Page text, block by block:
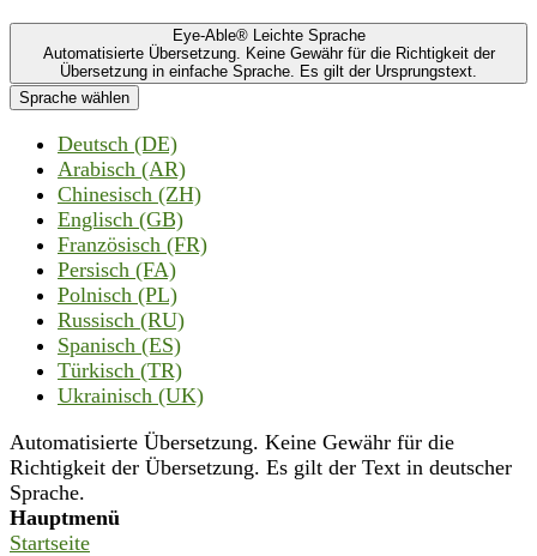
Eye-Able® Leichte Sprache
Automatisierte Übersetzung. Keine Gewähr für die Richtigkeit der
Übersetzung in einfache Sprache. Es gilt der Ursprungstext.
Sprache wählen
Deutsch (DE)
Arabisch (AR)
Chinesisch (ZH)
Englisch (GB)
Französisch (FR)
Persisch (FA)
Polnisch (PL)
Russisch (RU)
Spanisch (ES)
Türkisch (TR)
Ukrainisch (UK)
Automatisierte Übersetzung. Keine Gewähr für die
Richtigkeit der Übersetzung. Es gilt der Text in deutscher
Sprache.
Hauptmenü
Startseite